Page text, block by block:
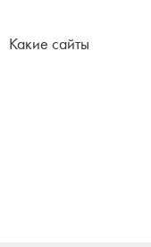
Какие сайты